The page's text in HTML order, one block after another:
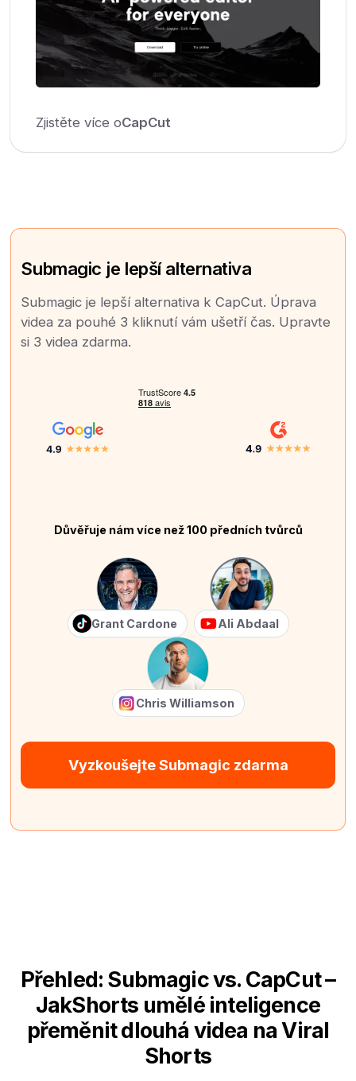
Zjistěte více oCapCut
Submagic je lepší alternativa
Submagic je lepší alternativa k CapCut. Úprava
videa za pouhé 3 kliknutí vám ušetří čas. Upravte
si 3 videa zdarma.
Důvěřuje nám více než 100 předních tvůrců
Grant Cardone Ali Abdaal
Chris Williamson
Vyzkoušejte Submagic zdarma
Přehled: Submagic vs. CapCut –
JakShorts umělé inteligence
přeměnit dlouhá videa na Viral
Shorts